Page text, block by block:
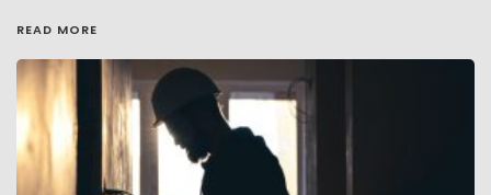
READ MORE